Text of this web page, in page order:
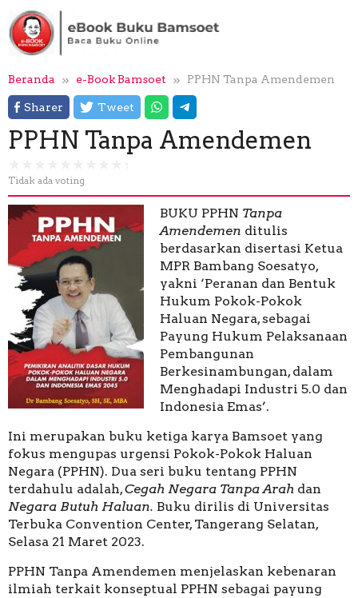
Loncat
ke
konten
Beranda e-Book Bamsoet PPHN Tanpa Amendemen
Sharer Tweet
PPHN Tanpa Amendemen
Tidak ada voting
BUKU PPHN Tanpa
Amendemen ditulis
berdasarkan disertasi Ketua
MPR Bambang Soesatyo,
yakni ‘Peranan dan Bentuk
Hukum Pokok-Pokok
Haluan Negara, sebagai
Payung Hukum Pelaksanaan
Pembangunan
Berkesinambungan, dalam
Menghadapi Industri 5.0 dan
Indonesia Emas’.
Ini merupakan buku ketiga karya Bamsoet yang
fokus mengupas urgensi Pokok-Pokok Haluan
Negara (PPHN). Dua seri buku tentang PPHN
terdahulu adalah,Cegah Negara Tanpa Arah dan
Negara Butuh Haluan. Buku dirilis di Universitas
Terbuka Convention Center, Tangerang Selatan,
Selasa 21 Maret 2023.
PPHN Tanpa Amendemen menjelaskan kebenaran
ilmiah terkait konseptual PPHN sebagai payung